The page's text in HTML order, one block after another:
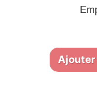
Ajouter